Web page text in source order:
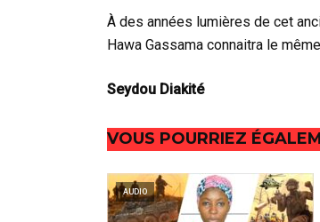
À des années lumières de cet
Hawa Gassama connaitra le
Seydou Diakité
VOUS POURRIEZ
AUDIO